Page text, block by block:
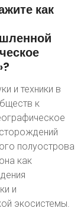
как
и техники в
к
полуострова
как
и
экосистемы.